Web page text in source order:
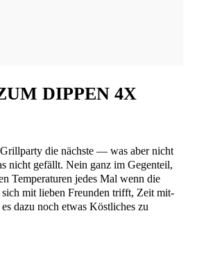
DIPPEN 4X
die nächs­te — was aber nicht
nicht gefällt. Nein ganz im Gegen­teil,
Tem­pe­ra­tu­ren jedes Mal wenn die
mit lie­ben Freun­den trifft, Zeit mit­
dazu noch etwas Köst­li­ches zu